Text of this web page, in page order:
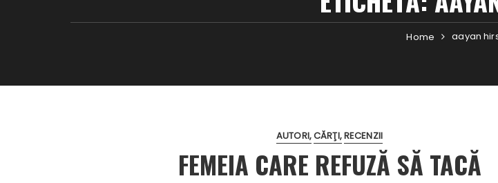
Home aayan
AUTORI CĂRŢI RECENZII
FEMEIA CARE REFUZĂ SĂ TACĂ